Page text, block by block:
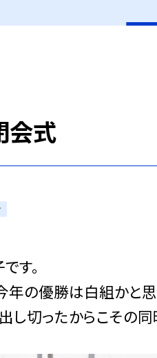
会式
す。
の優勝は白組かと思
切ったからこその同